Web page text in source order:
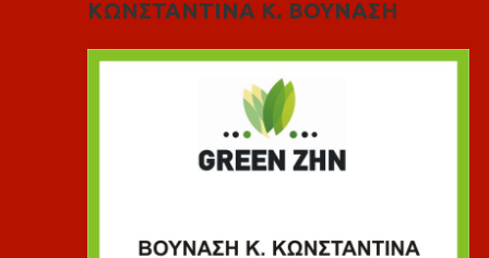
ΚΩΝΣΤΑΝΤΙΝΑ Κ. ΒΟΥΝΑΣΗ